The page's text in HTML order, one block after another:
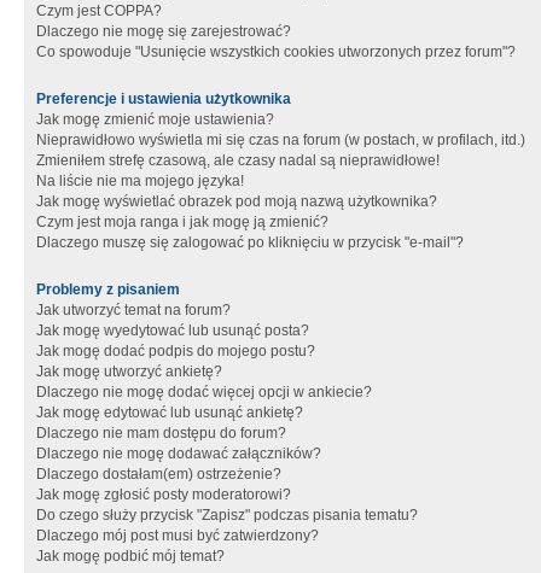
Czym jest COPPA?
Dlaczego nie mogę się zarejestrować?
Co spowoduje "Usunięcie wszystkich cookies utworzonych przez forum"?
Preferencje i ustawienia użytkownika
Jak mogę zmienić moje ustawienia?
Nieprawidłowo wyświetla mi się czas na forum (w postach, w profilach, itd.)
Zmieniłem strefę czasową, ale czasy nadal są nieprawidłowe!
Na liście nie ma mojego języka!
Jak mogę wyświetlać obrazek pod moją nazwą użytkownika?
Czym jest moja ranga i jak mogę ją zmienić?
Dlaczego muszę się zalogować po kliknięciu w przycisk "e-mail"?
Problemy z pisaniem
Jak utworzyć temat na forum?
Jak mogę wyedytować lub usunąć posta?
Jak mogę dodać podpis do mojego postu?
Jak mogę utworzyć ankietę?
Dlaczego nie mogę dodać więcej opcji w ankiecie?
Jak mogę edytować lub usunąć ankietę?
Dlaczego nie mam dostępu do forum?
Dlaczego nie mogę dodawać załączników?
Dlaczego dostałam(em) ostrzeżenie?
Jak mogę zgłosić posty moderatorowi?
Do czego służy przycisk "Zapisz" podczas pisania tematu?
Dlaczego mój post musi być zatwierdzony?
Jak mogę podbić mój temat?